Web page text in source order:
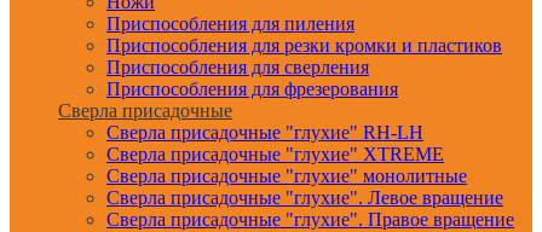
Приспособления для пиления
Приспособления для резки кромки и пластиков
Приспособления для сверления
Приспособления для фрезерования
Сверла присадочные
Сверла присадочные "глухие" RH-LH
Сверла присадочные "глухие" XTREME
Сверла присадочные "глухие" монолитные
Сверла присадочные "глухие". Левое вращение
Сверла присадочные "глухие". Правое вращение